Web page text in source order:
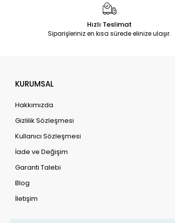
Hızlı Teslimat
Siparişleriniz en kısa sürede elinize ulaşır.
KURUMSAL
Hakkımızda
Gizlilik Sözleşmesi
Kullanıcı Sözleşmesi
İade ve Değişim
Garanti Talebi
Blog
İletişim